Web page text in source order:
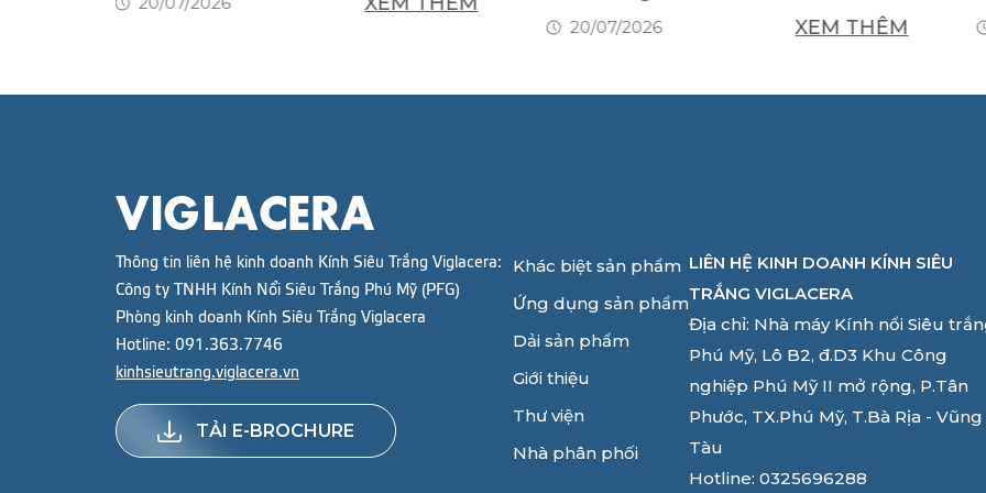
20/07/2026
XEM THÊM
Thông tin liên hệ kinh doanh Kính Siêu Trắng Viglacera:
Công ty TNHH Kính Nổi Siêu Trắng Phú Mỹ (PFG)
Phòng kinh doanh Kính Siêu Trắng Viglacera
Hotline: 091.363.7746
kinhsieutrang.viglacera.vn
TẢI E-BROCHURE
Khác biệt sản phẩm
Ứng dụng sản phẩm
Dải sản phẩm
Giới thiệu
Thư viện
Nhà phân phối
LIÊN HỆ KINH DOANH KÍNH SIÊU
TRẮNG VIGLACERA
Địa chỉ: Nhà máy Kính nổi Siêu
Phú Mỹ, Lô B2, đ.D3 Khu Công
nghiệp Phú Mỹ II mở rộng, P.Tân
Phước, TX.Phú Mỹ, T.Bà Rịa - Vũng
Tàu
Hotline: 0325696288